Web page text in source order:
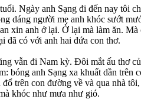
Ngày anh Sạng đi đến nay tôi
dáng người mẹ anh khóc sướt
xin anh ở lại. Ở lại mà làm ăn.
đã có với anh hai đứa con thơ.
vẫn đi Nam kỳ. Đôi mắt ấu thơ
bóng anh Sạng xa khuất dần trên
trên con đường về và qua nhà
khóc như mưa như gió.